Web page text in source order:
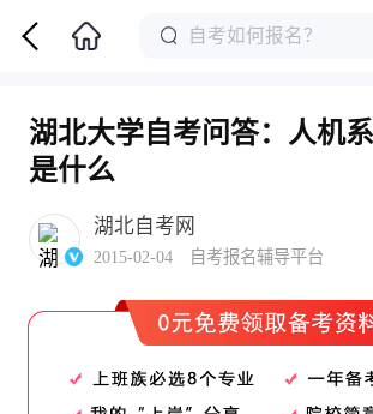
湖北大学自考问答：人机
是什么
湖北自考网
2015-02-04 自考报名辅导平台